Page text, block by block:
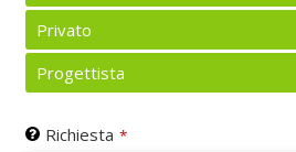
Privato
Progettista
Richiesta *